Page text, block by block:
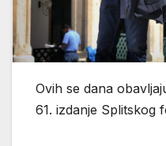
Ovih se dana
61. izdanje Splitskog